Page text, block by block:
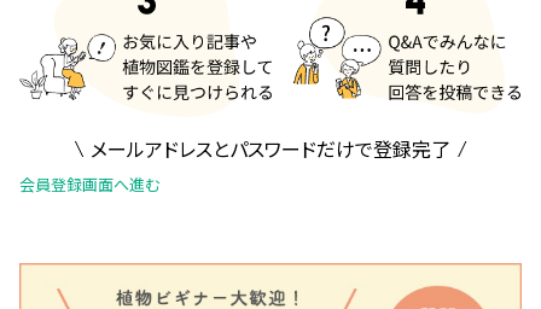
メールアドレスとパスワードだけで登録完了
会員登録画面へ進む